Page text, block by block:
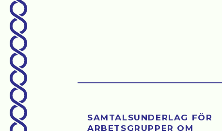
SAMTALSUNDERLAG FÖR
ARBETSGRUPPER OM